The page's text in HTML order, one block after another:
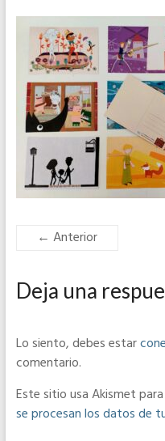
← Anterior
Deja una
Lo siento, debes estar
comentario.
Este sitio usa Akismet
se procesan los datos de